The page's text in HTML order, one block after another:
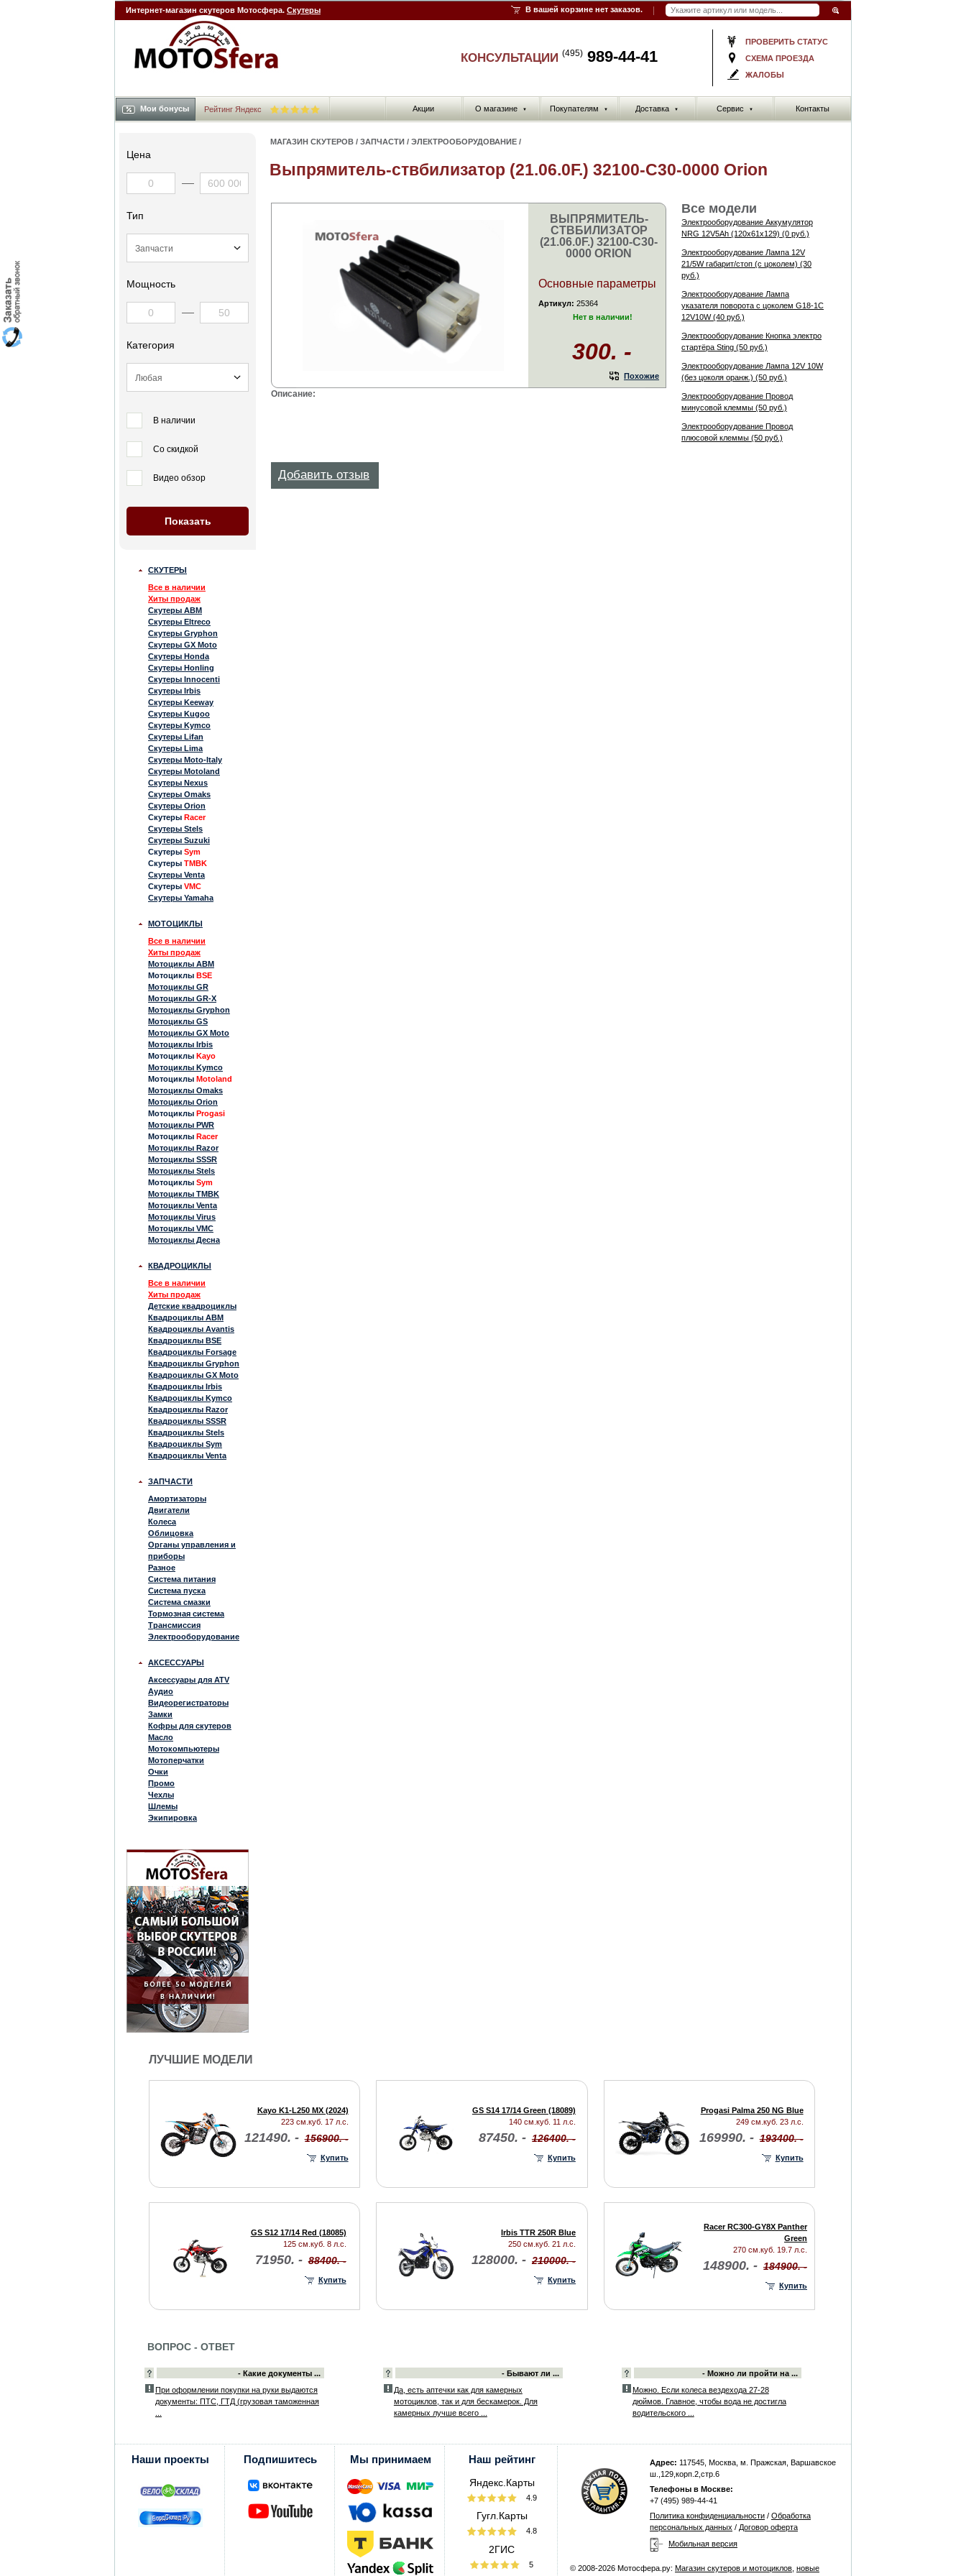
Интернет-магазин скутеров Мотосфера. Скутеры В вашей корзине нет заказов.
ПРОВЕРИТЬ СТАТУС
СХЕМА ПРОЕЗДА
ЖАЛОБЫ
КОНСУЛЬТАЦИИ (495) 989-44-41
Акции О магазине ▼ Покупателям ▼ Доставка ▼ Сервис ▼ Контакты
Мои бонусы Рейтинг Яндекс
Цена
Тип
Мощность
Категория
В наличии
Со скидкой
Видео обзор
СКУТЕРЫ
Все в наличии
Хиты продаж
Скутеры ABM
Скутеры Eltreco
Скутеры Gryphon
Скутеры GX Moto
Скутеры Honda
Скутеры Honling
Скутеры Innocenti
Скутеры Irbis
Скутеры Keeway
Скутеры Kugoo
Скутеры Kymco
Скутеры Lifan
Скутеры Lima
Скутеры Moto-Italy
Скутеры Motoland
Скутеры Nexus
Скутеры Omaks
Скутеры Orion
Скутеры Racer
Скутеры Stels
Скутеры Suzuki
Скутеры Sym
Скутеры TMBK
Скутеры Venta
Скутеры VMC
Скутеры Yamaha
МОТОЦИКЛЫ
Все в наличии
Хиты продаж
Мотоциклы ABM
Мотоциклы BSE
Мотоциклы GR
Мотоциклы GR-X
Мотоциклы Gryphon
Мотоциклы GS
Мотоциклы GX Moto
Мотоциклы Irbis
Мотоциклы Kayo
Мотоциклы Kymco
Мотоциклы Motoland
Мотоциклы Omaks
Мотоциклы Orion
Мотоциклы Progasi
Мотоциклы PWR
Мотоциклы Racer
Мотоциклы Razor
Мотоциклы SSSR
Мотоциклы Stels
Мотоциклы Sym
Мотоциклы TMBK
Мотоциклы Venta
Мотоциклы Virus
Мотоциклы VMC
Мотоциклы Десна
КВАДРОЦИКЛЫ
Все в наличии
Хиты продаж
Детские квадроциклы
Квадроциклы ABM
Квадроциклы Avantis
Квадроциклы BSE
Квадроциклы Forsage
Квадроциклы Gryphon
Квадроциклы GX Moto
Квадроциклы Irbis
Квадроциклы Kymco
Квадроциклы Razor
Квадроциклы SSSR
Квадроциклы Stels
Квадроциклы Sym
Квадроциклы Venta
ЗАПЧАСТИ
Амортизаторы
Двигатели
Колеса
Облицовка
Органы управления и
приборы
Разное
Система питания
Система пуска
Система смазки
Тормозная система
Трансмиссия
Электрооборудование
АКСЕССУАРЫ
Аксессуары для ATV
Аудио
Видеорегистраторы
Замки
Кофры для скутеров
Масло
Мотокомпьютеры
Мотоперчатки
Очки
Промо
Чехлы
Шлемы
Экипировка
МАГАЗИН СКУТЕРОВ / ЗАПЧАСТИ / ЭЛЕКТРООБОРУДОВАНИЕ /
Выпрямитель-ствбилизатор (21.06.0F.) 32100-С30-0000 Orion
ВЫПРЯМИТЕЛЬ-
СТВБИЛИЗАТОР
(21.06.0F.) 32100-С30-
0000 ORION
Основные параметры
Артикул: 25364
Нет в наличии!
300. -
Похожие
Все модели
Электрооборудование Аккумулятор
NRG 12V5Ah (120x61x129) (0 руб.)
Электрооборудование Лампа 12V
21/5W габарит/стоп (с цоколем) (30
руб.)
Электрооборудование Лампа
указателя поворота с цоколем G18-1C
12V10W (40 руб.)
Электрооборудование Кнопка электро
стартёра Sting (50 руб.)
Электрооборудование Лампа 12V 10W
(без цоколя оранж.) (50 руб.)
Электрооборудование Провод
минусовой клеммы (50 руб.)
Электрооборудование Провод
плюсовой клеммы (50 руб.)
Описание:
Добавить отзыв
ЛУЧШИЕ МОДЕЛИ
Kayo K1-L250 MX (2024)
223 см.куб. 17 л.с.
121490. - 156900. -
Купить
GS S14 17/14 Green (18089)
140 см.куб. 11 л.с.
87450. - 126400. -
Купить
Progasi Palma 250 NG Blue
249 см.куб. 23 л.с.
169990. - 193400. -
Купить
GS S12 17/14 Red (18085)
125 см.куб. 8 л.с.
71950. - 88400. -
Купить
Irbis TTR 250R Blue
250 см.куб. 21 л.с.
128000. - 210000. -
Купить
Racer RC300-GY8X Panther
Green
270 см.куб. 19.7 л.с.
148900. - 184900. -
Купить
ВОПРОС - ОТВЕТ
- Какие документы ...
При оформлении покупки на руки выдаются
документы: ПТС, ГТД (грузовая таможенная
- Бывают ли ...
Да, есть аптечки как для камерных
мотоциклов, так и для бескамерок. Для
камерных лучше всего ...
- Можно ли пройти на ...
Можно. Если колеса вездехода 27-28
дюймов. Главное, чтобы вода не достигла
водительского ...
Наши проекты Подпишитесь Мы принимаем Наш рейтинг
Яндекс.Карты
4.9
Гугл.Карты
4.8
2ГИС
5
Адрес: 117545, Москва, м. Пражская, Варшавское
ш.,129,корп.2,стр.6
Телефоны в Москве:
+7 (495) 989-44-41
Политика конфиденциальности / Обработка
персональных данных / Договор оферта
Мобильная версия
© 2008-2026 Мотосфера.ру: Магазин скутеров и мотоциклов новые